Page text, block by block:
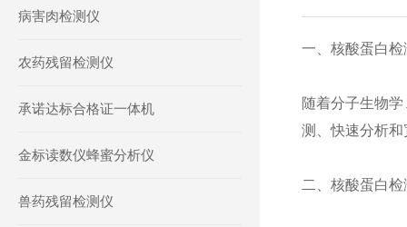
一、核酸蛋白
随着分子生物
测、快速分析
二、核酸蛋白
病害肉检测仪
农药残留检测仪
承诺达标合格证一体机
金标读数仪蜂蜜分析仪
兽药残留检测仪